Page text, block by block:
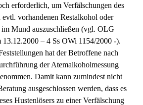
erforderlich, um Verfälschungen des
evtl. vorhandenen Restalkohol oder
im Mund auszuschließen (vgl. OLG
13.12.2000 – 4 Ss OWi 1154/2000 -).
hat der Betroffene nach
der Atemalkoholmessung
Damit kann zumindest nicht
ausgeschlossen werden, dass es
Hustenlösers zu einer Verfälschung